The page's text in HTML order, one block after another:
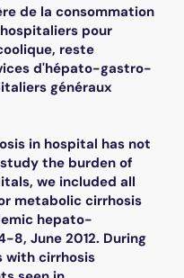
de la consommation
pour
reste
d'hépato-gastro-
généraux
in hospital has not
the burden of
we included all
metabolic cirrhosis
hepato-
8, June 2012. During
with cirrhosis